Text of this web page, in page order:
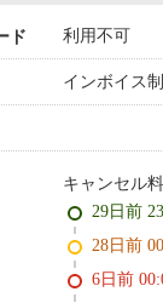
ド 利用不可
インボイス
キャンセル
29日前
28日
6日前